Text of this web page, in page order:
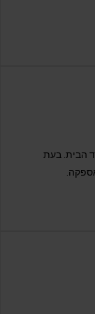
הארץ עד הבית. בעת